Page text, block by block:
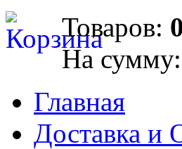
Товаров: 0
На сумму:
Главная
Доставка и